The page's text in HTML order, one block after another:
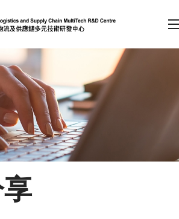
（按回車鍵）
會員登入
A EN 繁 简